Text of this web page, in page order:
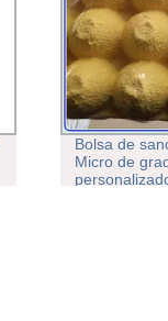
Bolsa de
Micro de